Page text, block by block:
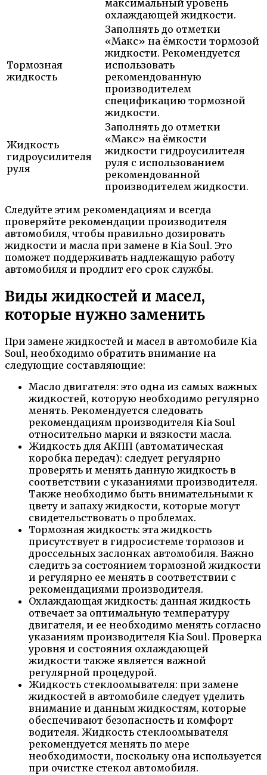
максимальный уровень
охлаждающей жидкости.
Тормозная
жидкость
Заполнять до отметки
«Макс» на ёмкости тормозой
жидкости. Рекомендуется
использовать
рекомендованную
производителем
спецификацию тормозной
жидкости.
Жидкость
гидроусилителя
руля
Заполнять до отметки
«Макс» на ёмкости
жидкости гидроусилителя
руля с использованием
рекомендованной
производителем жидкости.
Следуйте этим рекомендациям и всегда
проверяйте рекомендации производителя
автомобиля, чтобы правильно дозировать
жидкости и масла при замене в Kia Soul. Это
поможет поддерживать надлежащую работу
автомобиля и продлит его срок службы.
Виды жидкостей и масел,
которые нужно заменить
При замене жидкостей и масел в автомобиле Kia
Soul, необходимо обратить внимание на
следующие составляющие:
Масло двигателя: это одна из самых важных
жидкостей, которую необходимо регулярно
менять. Рекомендуется следовать
рекомендациям производителя Kia Soul
относительно марки и вязкости масла.
Жидкость для АКПП (автоматическая
коробка передач): следует регулярно
проверять и менять данную жидкость в
соответствии с указаниями производителя.
Также необходимо быть внимательными к
цвету и запаху жидкости, которые могут
свидетельствовать о проблемах.
Тормозная жидкость: эта жидкость
присутствует в гидросистеме тормозов и
дроссельных заслонках автомобиля. Важно
следить за состоянием тормозной жидкости
и регулярно ее менять в соответствии с
рекомендациями производителя.
Охлаждающая жидкость: данная жидкость
отвечает за оптимальную температуру
двигателя, и ее необходимо менять согласно
указаниям производителя Kia Soul. Проверка
уровня и состояния охлаждающей
жидкости также является важной
регулярной процедурой.
Жидкость стеклоомывателя: при замене
жидкостей в автомобиле следует уделить
внимание и данным жидкостям, которые
обеспечивают безопасность и комфорт
водителя. Жидкость стеклоомывателя
рекомендуется менять по мере
необходимости, поскольку она используется
при очистке стекол автомобиля.